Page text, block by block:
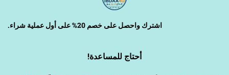
اشترك واحصل على خصم 20% على أول عملية شراء.
أحتاج للمساعدة!
دراسة الجدوى وخطط المشاريع